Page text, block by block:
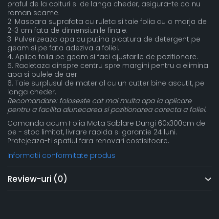
praful de la colturi si de langa cheder, asigura-te ca nu
raman scame.
2. Masoara suprafata cu ruleta si taie folia cu o marja de
2-3 cm fata de dimensiunile finale.
3. Pulverizeaza apa cu putina picatura de detergent pe
geam si pe fata adeziva a foliei.
4. Aplica folia pe geam si faci ajustarile de pozitionare.
5. Racletaza dinspre centru spre margini pentru a elimina
apa si bulele de aer.
6. Taie surplusul de material cu un cutter bine ascutit, pe
langa cheder.
Recomandare: foloseste cat mai multa apa la aplicare
pentru a facilita alunecarea si pozitionarea corecta a foliei.
Comanda acum Folia Mata Sablare Dungi 60x300cm de
pe - stoc limitat, livrare rapida si garantie 24 luni.
Protejeaza-ti spatiul fara renovari costisitoare.
Informatii conformitate produs
Review-uri (0)